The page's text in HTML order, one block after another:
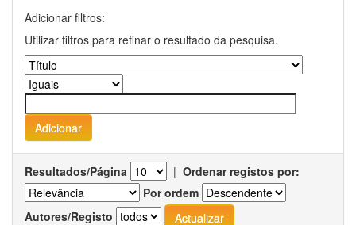
Adicionar filtros:
Utilizar filtros para refinar o resultado da pesquisa.
Resultados/Página | Ordenar registos por:
Por ordem
Autores/Registo